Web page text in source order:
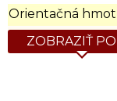
Orientačná
ZOBRAZIŤ